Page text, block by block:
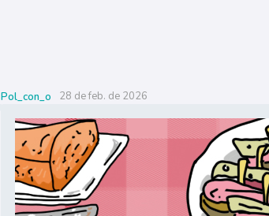
Pol_con_o 28 de feb. de 2026